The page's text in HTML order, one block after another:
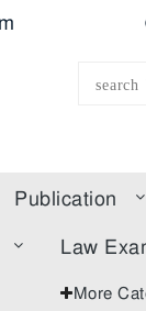
Publication
Law
More